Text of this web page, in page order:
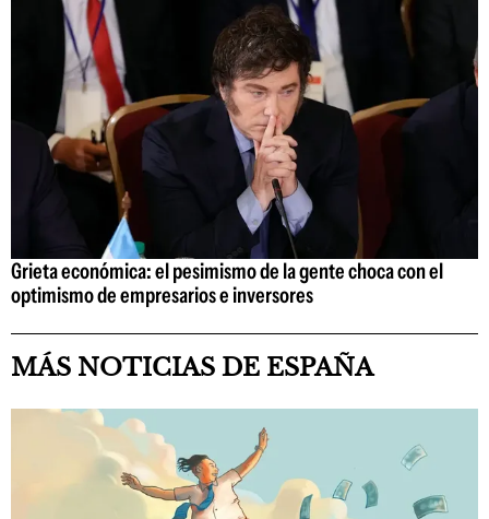
Grieta económica: el pesimismo de la gente choca con el
optimismo de empresarios e inversores
MÁS NOTICIAS DE ESPAÑA